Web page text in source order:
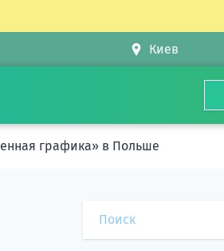
графика» в Польше